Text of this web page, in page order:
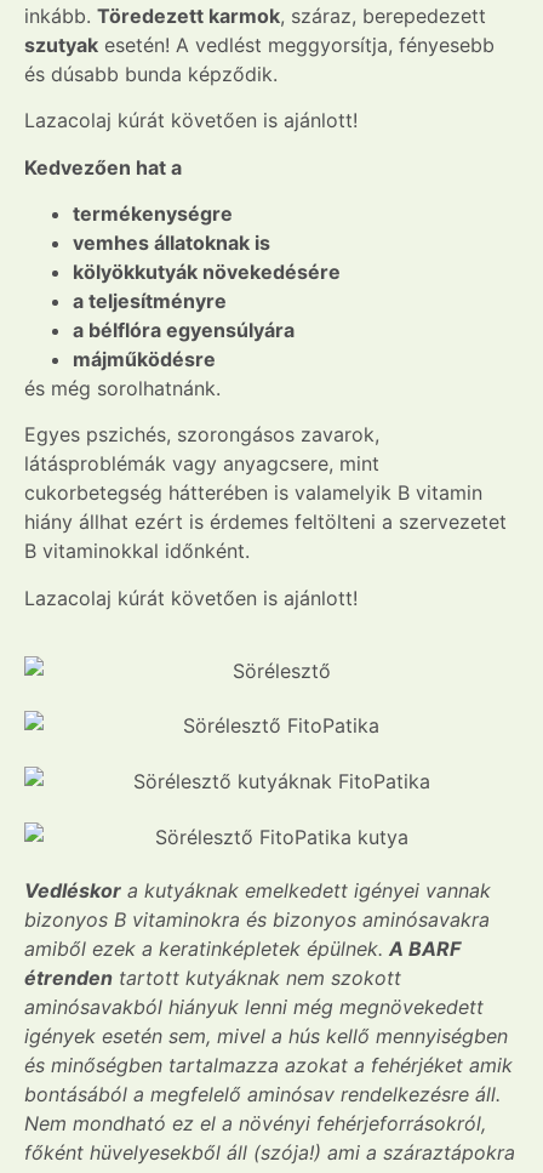
inkább. Töredezett karmok, száraz, berepedezett
szutyak esetén! A vedlést meggyorsítja, fényesebb
és dúsabb bunda képződik.
Lazacolaj kúrát követően is ajánlott!
Kedvezően hat a
termékenységre
vemhes állatoknak is
kölyökkutyák növekedésére
a teljesítményre
a bélflóra egyensúlyára
májműködésre
és még sorolhatnánk.
Egyes pszichés, szorongásos zavarok,
látásproblémák vagy anyagcsere, mint
cukorbetegség hátterében is valamelyik B vitamin
hiány állhat ezért is érdemes feltölteni a szervezetet
B vitaminokkal időnként.
Lazacolaj kúrát követően is ajánlott!
Vedléskor a kutyáknak emelkedett igényei vannak
bizonyos B vitaminokra és bizonyos aminósavakra
amiből ezek a keratinképletek épülnek. A BARF
étrenden tartott kutyáknak nem szokott
aminósavakból hiányuk lenni még megnövekedett
igények esetén sem, mivel a hús kellő mennyiségben
és minőségben tartalmazza azokat a fehérjéket amik
bontásából a megfelelő aminósav rendelkezésre áll.
Nem mondható ez el a növényi fehérjeforrásokról,
főként hüvelyesekből áll (szója!) ami a száraztápokra